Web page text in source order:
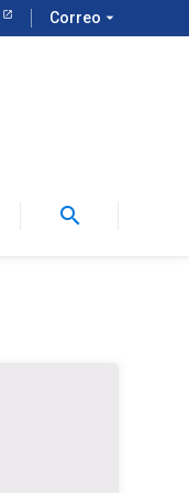
Correo arrow_drop_down
search